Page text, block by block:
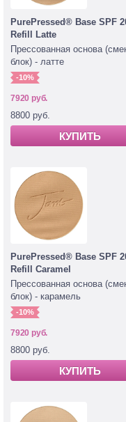
PurePressed® Base SPF
Refill Latte
Прессованная основа
блок) - латте
-10%
7920 руб.
8800 руб.
КУПИТЬ
PurePressed® Base SPF
Refill Caramel
Прессованная основа
блок) - карамель
-10%
7920 руб.
8800 руб.
КУПИТЬ